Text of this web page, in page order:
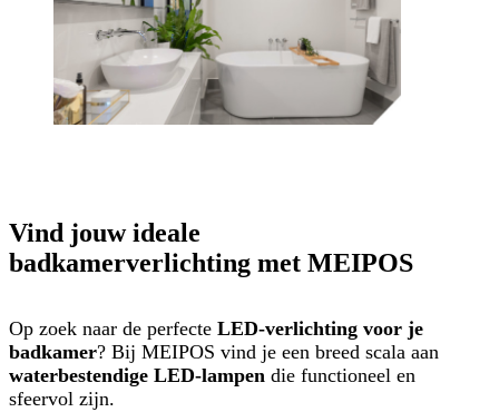
Vind jouw ideale
badkamerverlichting met MEIPOS
Op zoek naar de perfecte LED-verlichting voor je
badkamer? Bij MEIPOS vind je een breed scala aan
waterbestendige LED-lampen die functioneel en
sfeervol zijn.